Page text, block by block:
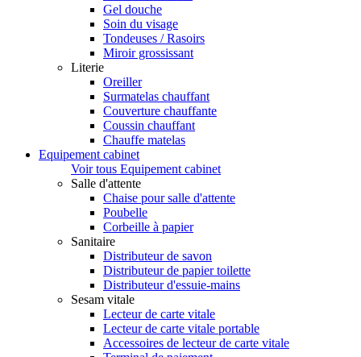
Gel douche
Soin du visage
Tondeuses / Rasoirs
Miroir grossissant
Literie
Oreiller
Surmatelas chauffant
Couverture chauffante
Coussin chauffant
Chauffe matelas
Equipement cabinet
Voir tous Equipement cabinet
Salle d'attente
Chaise pour salle d'attente
Poubelle
Corbeille à papier
Sanitaire
Distributeur de savon
Distributeur de papier toilette
Distributeur d'essuie-mains
Sesam vitale
Lecteur de carte vitale
Lecteur de carte vitale portable
Accessoires de lecteur de carte vitale